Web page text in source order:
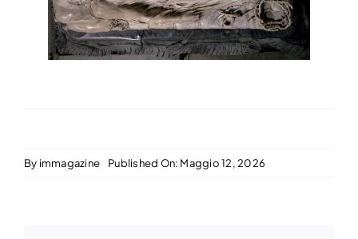
By immagazine Published On: Maggio 12, 2026